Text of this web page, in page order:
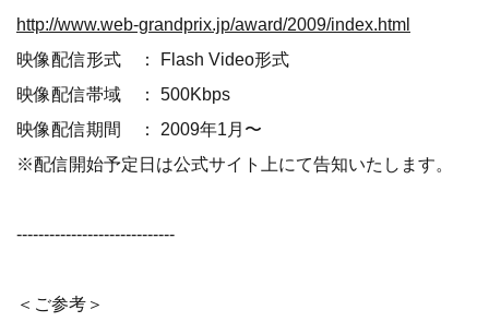
http://www.web-grandprix.jp/award/2009/index.html
映像配信形式 ： Flash Video形式
映像配信帯域 ： 500Kbps
映像配信期間 ： 2009年1月〜
※配信開始予定日は公式サイト上にて告知いたします。
-----------------------------
＜ご参考＞